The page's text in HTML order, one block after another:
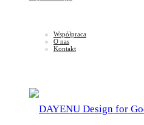
Współpraca
O nas
Kontakt